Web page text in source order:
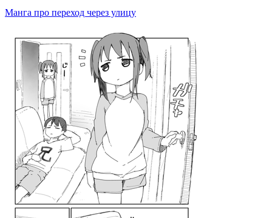
Манга про переход через улицу